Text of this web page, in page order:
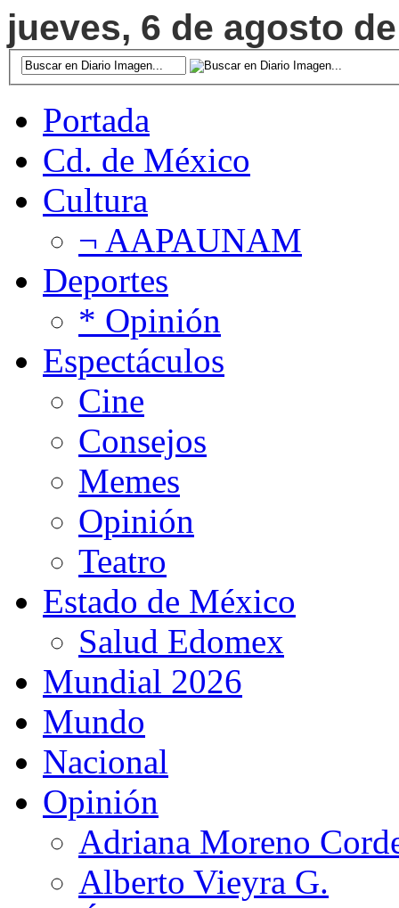
jueves, 6 de agosto
Portada
Cd. de México
Cultura
¬ AAPAUNAM
Deportes
* Opinión
Espectáculos
Cine
Consejos
Memes
Opinión
Teatro
Estado de México
Salud Edomex
Mundial 2026
Mundo
Nacional
Opinión
Adriana Moreno
Alberto Vieyra G.